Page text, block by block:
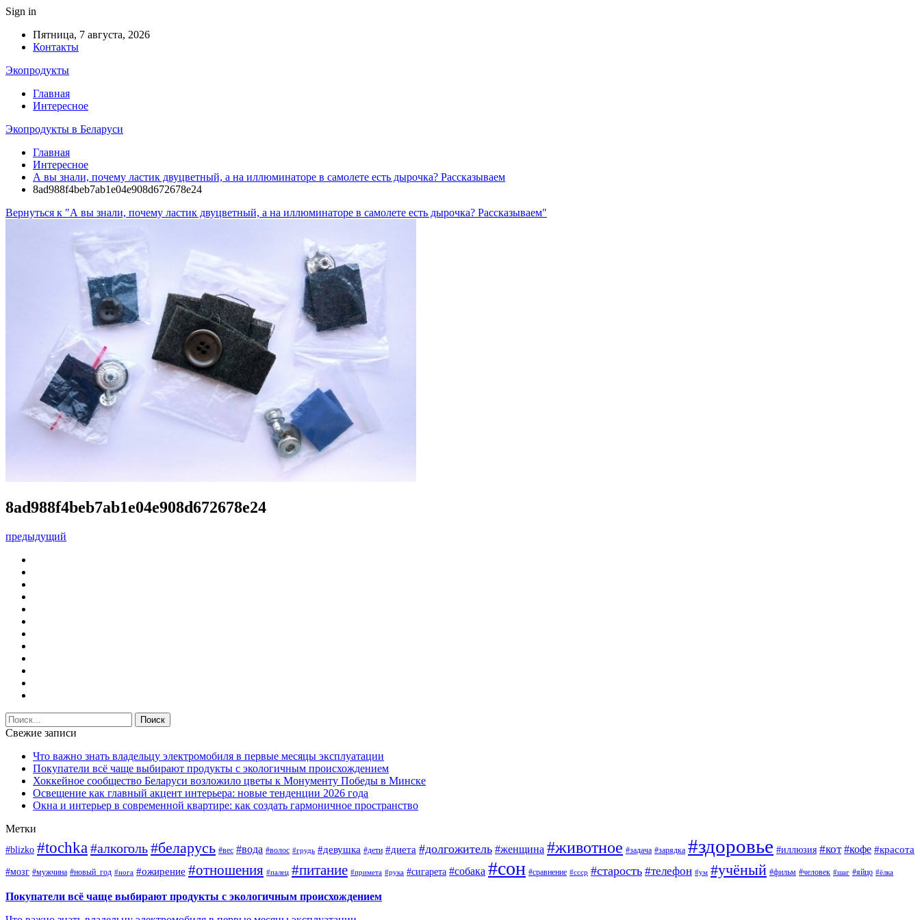
Sign in
Пятница, 7 августа, 2026
Контакты
Экопродукты
Главная
Интересное
Экопродукты в Беларуси
Главная
Интересное
А вы знали, почему ластик двуцветный, а на иллюминаторе в самолете есть дырочка? Рассказываем
8ad988f4beb7ab1e04e908d672678e24
Вернуться к "А вы знали, почему ластик двуцветный, а на иллюминаторе в самолете есть дырочка? Рассказываем"
8ad988f4beb7ab1e04e908d672678e24
предыдущий
Свежие записи
Что важно знать владельцу электромобиля в первые месяцы эксплуатации
Покупатели всё чаще выбирают продукты с экологичным происхождением
Хоккейное сообщество Беларуси возложило цветы к Монументу Победы в Минске
Освещение как главный акцент интерьера: новые тенденции 2026 года
Окна и интерьер в современной квартире: как создать гармоничное пространство
Метки
#blizko #tochka #алкоголь#беларусь #вес #вода #волос #грудь #девушка #дети #диета #долгожитель #женщина #животное #задача #зарядка #здоровье #иллюзия #кот #кофе #красота
#мозг #мужчина #новый_год #нога #ожирение #отношения #палец #питание #примета #рука #сигарета #собака #сон #сравнение #ссср #старость #телефон #ум #учёный #фильм #человек #шаг #яйцо #ёлка
Покупатели всё чаще выбирают продукты с экологичным происхождением